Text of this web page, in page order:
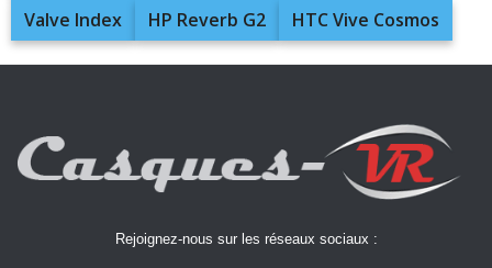
Valve Index
HP Reverb G2 HTC Vive Cosmos
Rejoignez-nous sur les réseaux sociaux :